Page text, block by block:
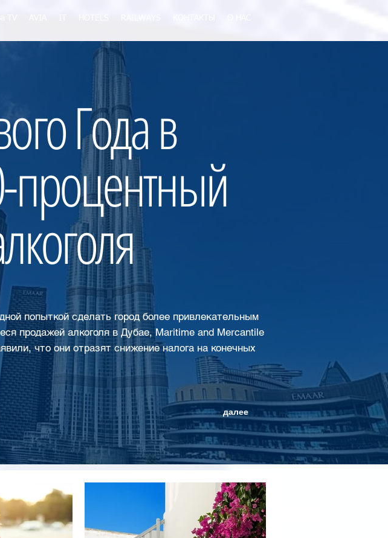
Года в
процентный
попыткой сделать город более привлекательным
продажей алкоголя в Дубае, Maritime and Mercantile
что они отразят снижение налога на конечных
далее